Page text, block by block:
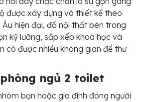
được xây dựng và thiết kế theo
hiện đại, đồ nội thất bên trong
kỹ lưỡng, sắp xếp khoa học và
có được nhiều không gian để thư
ngủ 2 toilet
bạn hoặc gia đình đông người